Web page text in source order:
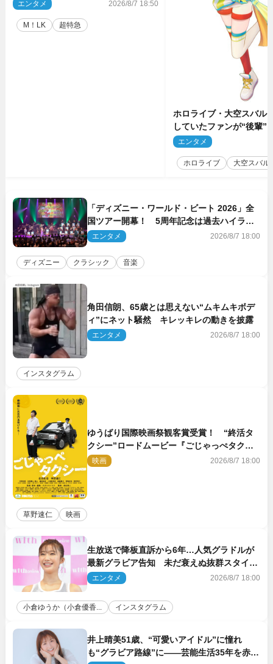
エンタメ 2026/8/7 18:50
M！LK 超特急
ホロライブ・大空スバル
していたファンが“後輩”
もしかしてあのときの？
エンタメ
ホロライブ 大空スバル
「ディズニー・ワールド・ビート 2026」全
国ツアー開幕！ 5周年記念は過去ハイライ
ト＆クルーズ旅を大満喫！【潜入レポート】
エンタメ 2026/8/7 18:00
ディズニー クラシック 音楽
角田信朗、65歳とは思えない“ムキムキボデ
ィ”にネット騒然 キレッキレの動きを披露
エンタメ 2026/8/7 18:00
インスタグラム
ゆうばり国際映画祭観客賞受賞！ “終活タ
クシー”ロードムービー『ごじゃっぺタクシ
ー』10月公開＆予告解禁
映画 2026/8/7 18:00
草野速仁 映画
生放送で降板直訴から6年…人気グラドルが
最新グラビア告知 未だ衰えぬ抜群スタイル
に反響
エンタメ 2026/8/7 18:00
小倉ゆうか（小倉優香... インスタグラム
井上晴美51歳、“可愛いアイドル”に憧れ
も“グラビア路線”に――芸能生活35年を赤